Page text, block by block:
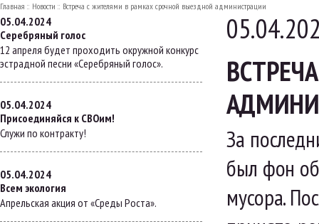
Главная Новости Встреча с жителями в рамках срочной выездной администрации
05.04.2024
Серебряный голос
12 апреля будет проходить окружной конкурс
эстрадной песни «Серебряный голос».
05.04.2024
Присоединяйся к СВОим!
Служи по контракту!
05.04.2024
Всем экология
Апрельская акция от «Среды Роста».
За
был фон
мусора.